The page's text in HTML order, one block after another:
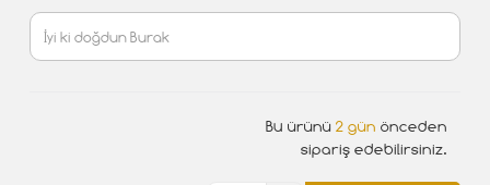
Bu ürünü 2 gün önceden
sipariş edebilirsiniz.